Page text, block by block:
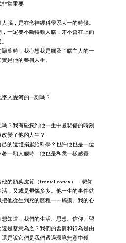
非常重要
，是在念神經科學系大一的時候。
一定要不斷轉動人腦，才不會在上面
葉時，我心想我是觸及了腦主人的一
是他的整個人生。
入愛河的一刻嗎？
？我有碰觸到他一生中最悲傷的時刻
變了他的人生？
的遺體捐獻給科學？也許他也是一位
一顆人腦時，他也是和我一樣感覺
的額葉皮質（frontal cortex），想知
，又或是煩惱多多。他一生的事件就
他從生到死的歷程一一觸摸。我的心
知道，我們的生活、思想、信仰、習
是蓄意為之？我們的習慣和行為是由
是說它們是我們透過環境無意中獲